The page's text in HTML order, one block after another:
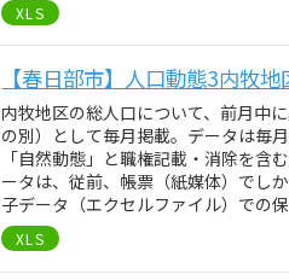
XLS
【春日部市】人口動態3内牧地
内牧地区の総人口について、前月中
の別）として毎月掲載。データは毎
「自然動態」と職権記載・消除を含
ータは、従前、帳票（紙媒体）でし
子データ（エクセルファイル）での
XLS